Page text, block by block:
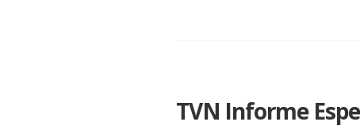
TVN Informe